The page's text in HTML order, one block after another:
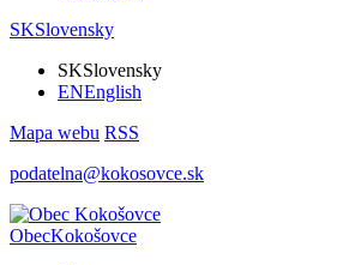
SKSlovensky
SKSlovensky
ENEnglish
Mapa webu RSS
podatelna@kokosovce.sk
ObecKokošovce